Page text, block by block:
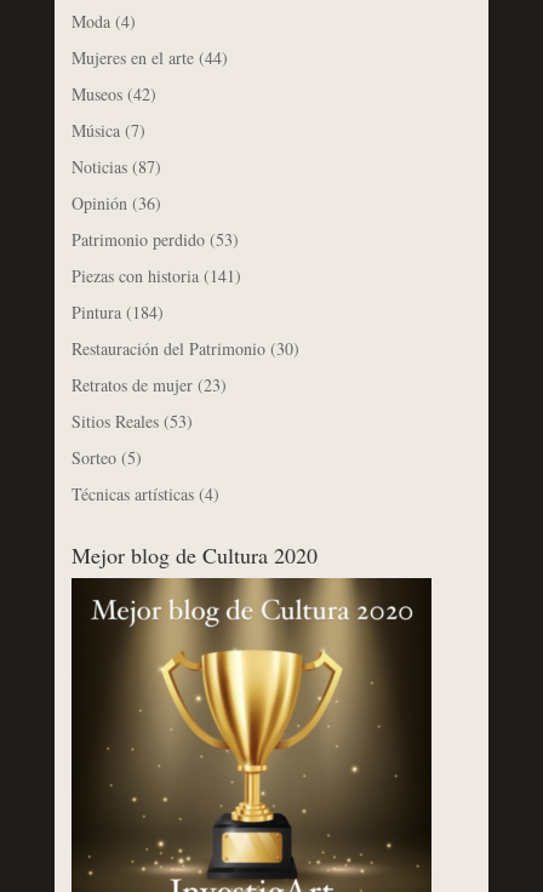
Moda(4)
Mujeres en el arte(44)
Museos(42)
Música(7)
Noticias(87)
Opinión(36)
Patrimonio perdido(53)
Piezas con historia(141)
Pintura(184)
Restauración del Patrimonio(30)
Retratos de mujer(23)
Sitios Reales(53)
Sorteo(5)
Técnicas artísticas(4)
Mejor blog de Cultura 2020